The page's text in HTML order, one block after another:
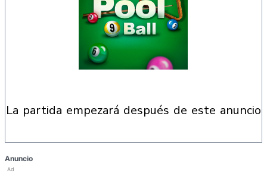
la partida empezará después de este anuncio
Anuncio
Ad